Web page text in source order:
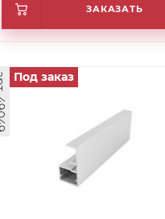
ЗАКАЗАТЬ
Под заказ